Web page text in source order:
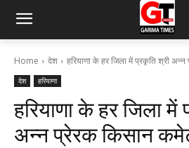
Home देश हरियाणा के हर जिला में प्रकृति श्री
देश हरियाणा
हरियाणा के हर जिला में
अन्न प्रेरक किसान